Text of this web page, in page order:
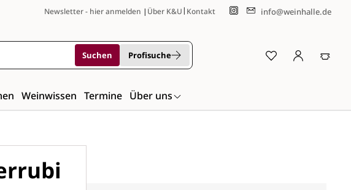
Newsletter - hier anmelden | Über K&U| Kontakt info@weinhalle.de
Suchen Profisuche
Weinwissen Termine Über uns